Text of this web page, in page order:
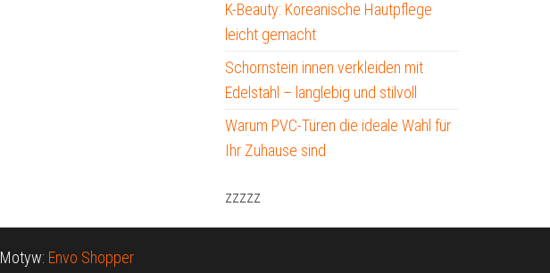
K-Beauty: Koreanische Hautpflege
leicht gemacht
Schornstein innen verkleiden mit
Edelstahl – langlebig und stilvoll
Warum PVC-Türen die ideale Wahl für
Ihr Zuhause sind
zzzzz
Motyw: Envo Shopper